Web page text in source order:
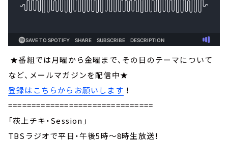
★番組では月曜から金曜まで、その日のテーマについて
など、メールマガジンを配信中★
登録はこちらからお願いします ！
===============================
「荻上チキ・Session」
TBSラジオで平日・午後5時～8時生放送！